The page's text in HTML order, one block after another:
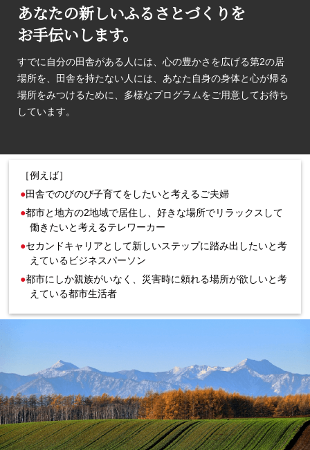
あなたの新しいふるさとづくりを
お手伝いします。
すでに自分の田舎がある人には、心の豊かさを広げる第2の居
場所を、田舎を持たない人には、あなた自身の身体と心が帰る
場所をみつけるために、多様なプログラムをご用意してお待ち
しています。
［例えば］
田舎でのびのび子育てをしたいと考えるご夫婦
都市と地方の2地域で居住し、好きな場所でリラックスして
働きたいと考えるテレワーカー
セカンドキャリアとして新しいステップに踏み出したいと考
えているビジネスパーソン
都市にしか親族がいなく、災害時に頼れる場所が欲しいと考
えている都市生活者